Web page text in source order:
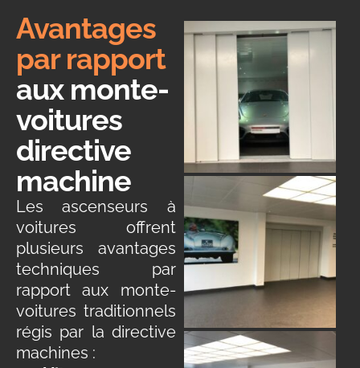
Avantages
par rapport
aux monte-
voitures
directive
machine
Les ascenseurs à
voitures offrent
plusieurs avantages
techniques par
rapport aux monte-
voitures traditionnels
régis par la directive
machines :